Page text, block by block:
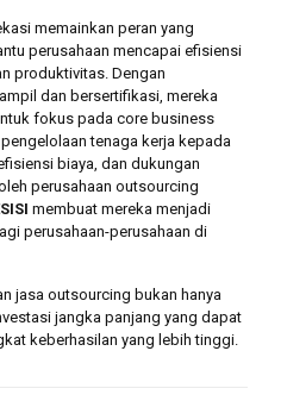
memainkan peran yang
perusahaan mencapai efisiensi
produktivitas. Dengan
dan bersertifikasi, mereka
fokus pada core business
tenaga kerja kepada
biaya, dan dukungan
perusahaan outsourcing
membuat mereka menjadi
perusahaan-perusahaan di
jasa outsourcing bukan hanya
jangka panjang yang dapat
keberhasilan yang lebih tinggi.